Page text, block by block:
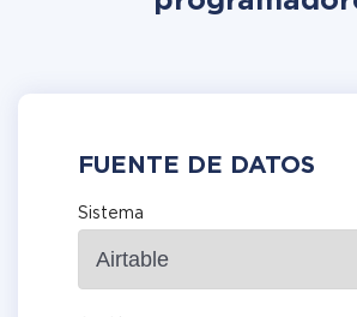
FUENTE DE DATOS
Sistema